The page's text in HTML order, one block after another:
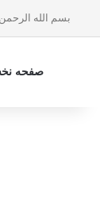
بسم الله
صفحه